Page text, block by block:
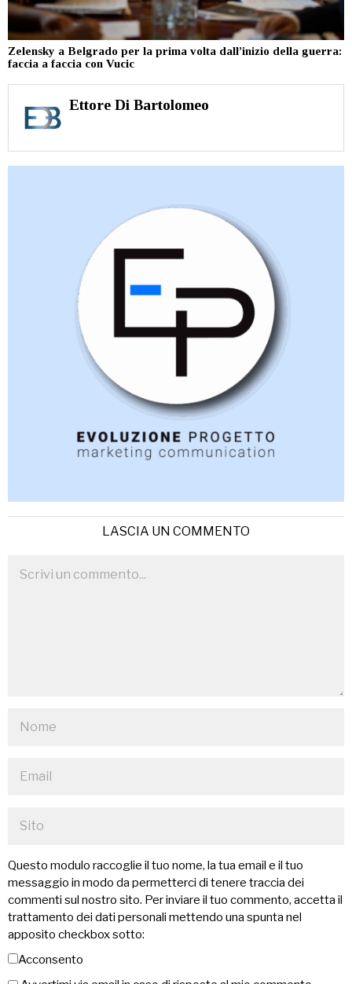
Zelensky a Belgrado per la prima volta dall’inizio della guerra:
faccia a faccia con Vucic
Ettore Di Bartolomeo
LASCIA UN COMMENTO
Questo modulo raccoglie il tuo nome, la tua email e il tuo
messaggio in modo da permetterci di tenere traccia dei
commenti sul nostro sito. Per inviare il tuo commento, accetta il
trattamento dei dati personali mettendo una spunta nel
apposito checkbox sotto:
Acconsento